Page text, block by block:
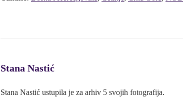
Stana Nastić
Stana Nastić ustupila je za arhiv 5 svojih fotografija.